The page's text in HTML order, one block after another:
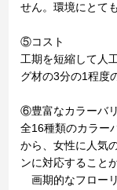
せん。環境にとて
⑤コスト
工期を短縮して人
グ材の3分の1程度
⑥豊富なカラーバ
全16種類のカラー
から、女性に人気
ンに対応すること
画期的なフロー